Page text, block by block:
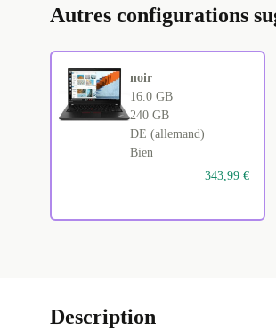
Autres configurations
noir
16.0 GB
240 GB
DE (allemand)
Bien
343,99 €
Description